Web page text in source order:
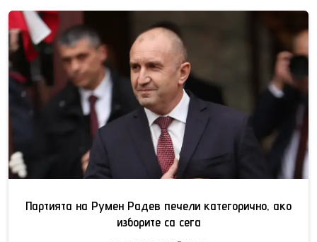
Партията на Румен Радев печели категорично, ако
изборите са сега